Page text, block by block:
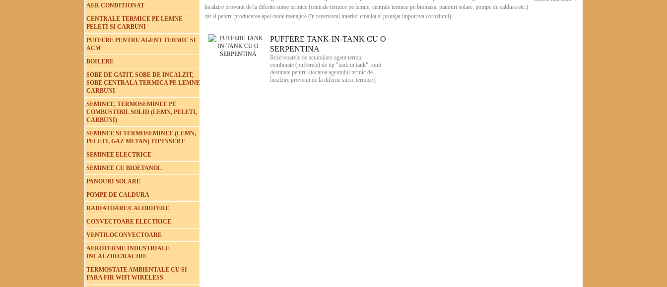
AER CONDITIONAT
CENTRALE TERMICE PE LEMNE
PELETI SI CARBUNI
PUFFERE PENTRU AGENT TERMIC SI
ACM
BOILERE
SOBE DE GATIT, SOBE DE INCALZIT,
SOBE CENTRALA TERMICA PE LEMNE
CARBUNI
SEMINEE, TERMOSEMINEE PE
COMBUSTIBIL SOLID (LEMN, PELETI,
CARBUNI)
SEMINEE SI TERMOSEMINEE (LEMN,
PELETI, GAZ METAN) TIP INSERT
SEMINEE ELECTRICE
SEMINEE CU BIOETANOL
PANOURI SOLARE
POMPE DE CALDURA
RADIATOARE/CALORIFERE
CONVECTOARE ELECTRICE
VENTILOCONVECTOARE
AEROTERME INDUSTRIALE
INCALZIRE/RACIRE
TERMOSTATE AMBIENTALE CU SI
FARA FIR WIFI WIRELESS
încalzire provenit de la diferite surse termice (centrale termice pe lemne, centrale termice pe biomasa, panouri solare, pompe de caldura etc.)
cat si pentru producerea apei calde menajere (în rezervorul interior emailat si protejat impotriva coroziunii).
PUFFERE TANK-IN-TANK CU O
SERPENTINA
Rezervoarele de acumulare agent termic
combinate (pufferele) de tip "tank in tank", sunt
destinate pentru stocarea agentului termic de
încalzire provenit de la diferite surse termice (